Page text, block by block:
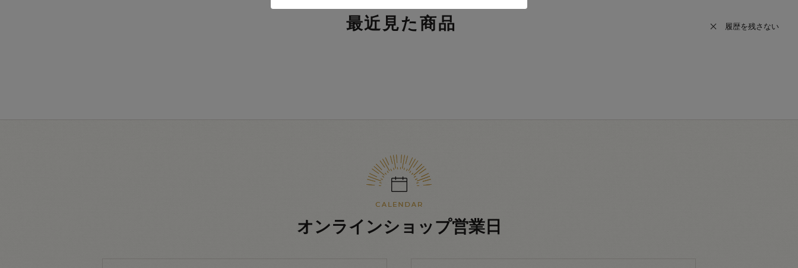
最近見た商品 履歴を残さない
オンラインショップ営業日